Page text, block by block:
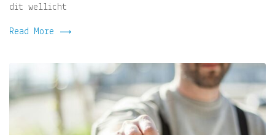
dit wellicht
Read More